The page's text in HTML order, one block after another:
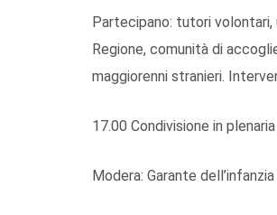
Partecipano: tutori volontari,
Regione, comunità di
maggiorenni stranieri.
17.00 Condivisione in plenaria
Modera: Garante